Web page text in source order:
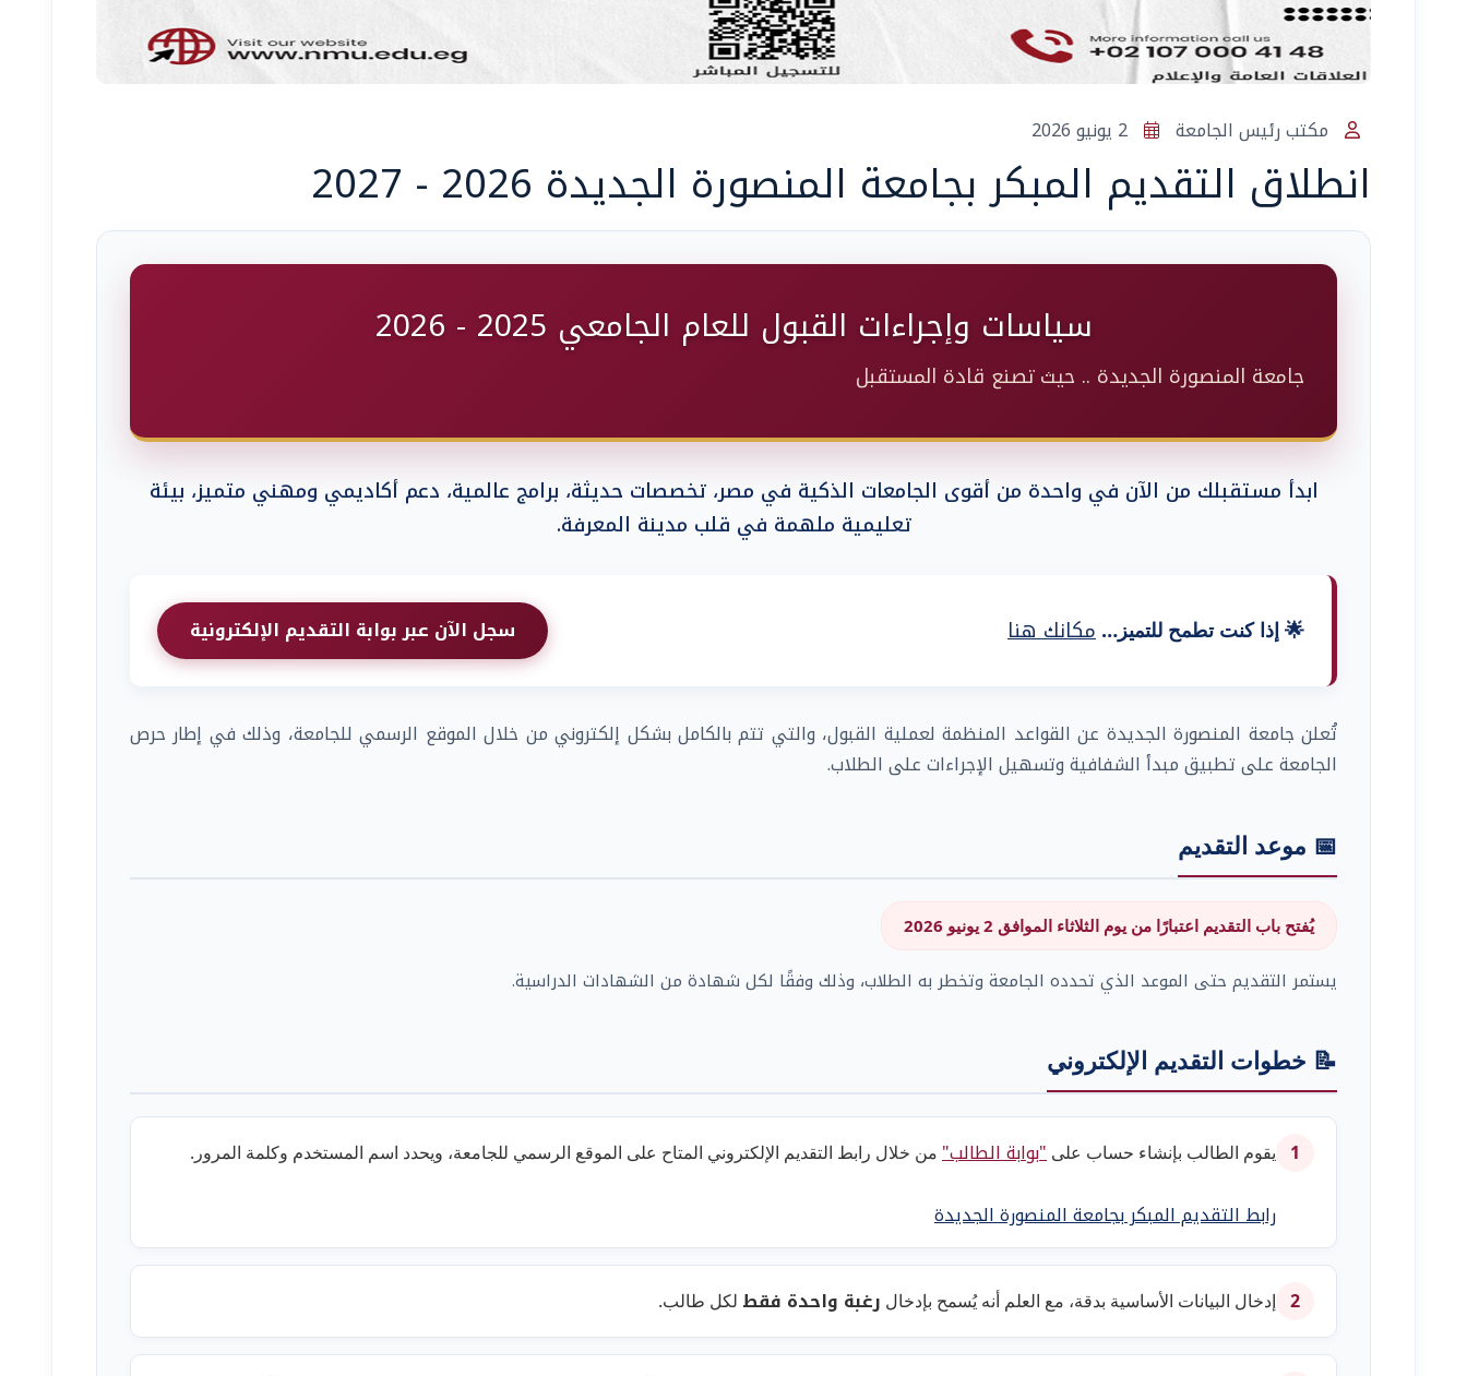
مكتب رئيس الجامعة
انطلاق التقديم المبكر بجامعة المنصورة الجديدة 2026 - 2027
سياسات وإجراءات القبول للعام الجامعي 2025 - 2026
جامعة المنصورة الجديدة .. حيث تصنع قادة المستقبل
ابدأ مستقبلك من الآن في واحدة من أقوى الجامعات الذكية في مصر، تخصصات حديثة، برامج عالمية، دعم أكاديمي ومهني متميز، بيئة
تعليمية ملهمة في قلب مدينة المعرفة.
🌟 إذا كنت تطمح للتميز… مكانك هنا سجل الآن عبر بوابة التقديم الإلكترونية
تُعلن جامعة المنصورة الجديدة عن القواعد المنظمة لعملية القبول، والتي تتم بالكامل بشكل إلكتروني من خلال الموقع الرسمي للجامعة، وذلك في إطار حرص
الجامعة على تطبيق مبدأ الشفافية وتسهيل الإجراءات على الطلاب.
📅 موعد التقديم
يُفتح باب التقديم اعتبارًا من يوم الثلاثاء الموافق 2 يونيو 2026
يستمر التقديم حتى الموعد الذي تحدده الجامعة وتخطر به الطلاب، وذلك وفقًا لكل شهادة من الشهادات الدراسية.
📝 خطوات التقديم الإلكتروني
1 يقوم الطالب بإنشاء حساب على "بوابة الطالب" من خلال رابط التقديم الإلكتروني المتاح على الموقع الرسمي للجامعة، ويحدد اسم المستخدم وكلمة المرور.
رابط التقديم المبكر بجامعة المنصورة الجديدة
2 إدخال البيانات الأساسية بدقة، مع العلم أنه يُسمح بإدخال رغبة واحدة فقط لكل طالب.